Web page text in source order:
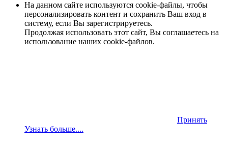
На данном сайте используются cookie-файлы, чтобы
персонализировать контент и сохранить Ваш вход в
систему, если Вы зарегистрируетесь.
Продолжая использовать этот сайт, Вы соглашаетесь на
использование наших cookie-файлов.
Принять
Узнать больше....